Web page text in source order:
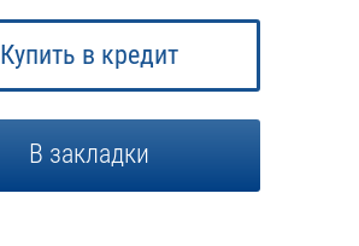
Купить в кредит
В закладки